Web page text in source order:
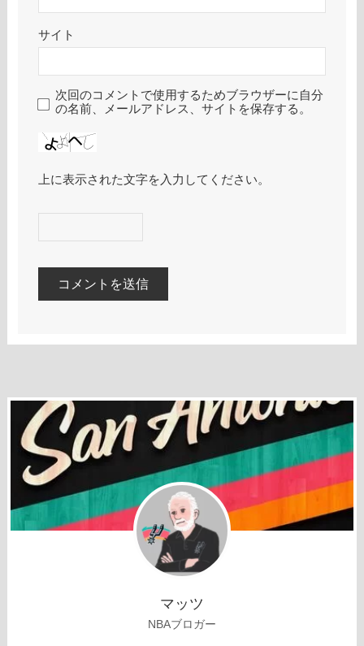
サイト
次回のコメントで使用するためブラウザーに自分
の名前、メールアドレス、サイトを保存する。
上に表示された文字を入力してください。
マッツ
NBAブロガー